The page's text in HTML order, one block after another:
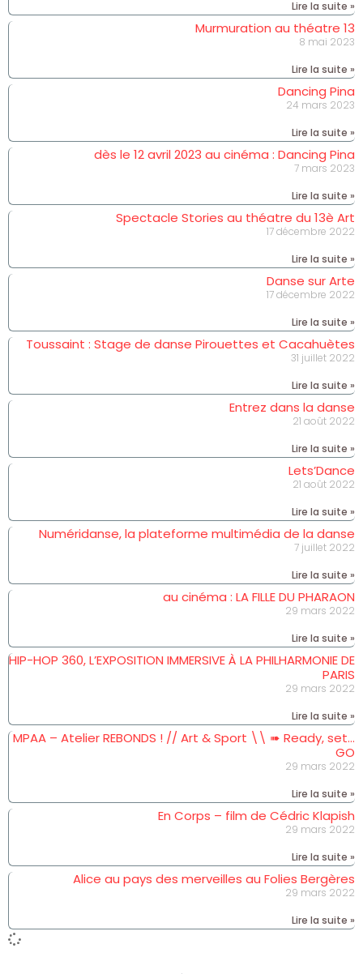
Lire la suite »
Murmuration au théatre 13
8 mai 2023
Lire la suite »
Dancing Pina
24 mars 2023
Lire la suite »
dès le 12 avril 2023 au cinéma : Dancing Pina
7 mars 2023
Lire la suite »
Spectacle Stories au théatre du 13è Art
17 décembre 2022
Lire la suite »
Danse sur Arte
17 décembre 2022
Lire la suite »
Toussaint : Stage de danse Pirouettes et Cacahuètes
31 juillet 2022
Lire la suite »
Entrez dans la danse
21 août 2022
Lire la suite »
Lets’Dance
21 août 2022
Lire la suite »
Numéridanse, la plateforme multimédia de la danse
7 juillet 2022
Lire la suite »
au cinéma : LA FILLE DU PHARAON
29 mars 2022
Lire la suite »
HIP-HOP 360, L’EXPOSITION IMMERSIVE À LA PHILHARMONIE DE
PARIS
29 mars 2022
Lire la suite »
MPAA – Atelier REBONDS ! // Art & Sport \\ ➠ Ready, set…
GO
29 mars 2022
Lire la suite »
En Corps – film de Cédric Klapish
29 mars 2022
Lire la suite »
Alice au pays des merveilles au Folies Bergères
29 mars 2022
Lire la suite »